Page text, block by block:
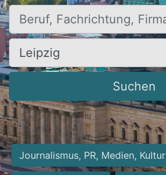
Beruf, Fachrichtung, Firma
Ort, Stadt
Suchen
Journalismus, PR, Medien, Kultur